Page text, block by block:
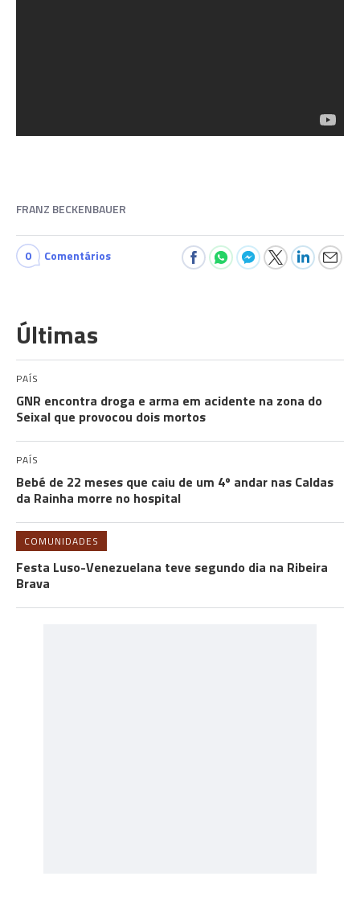
FRANZ BECKENBAUER
0 Comentários
Últimas
PAÍS
GNR encontra droga e arma em acidente na zona do
Seixal que provocou dois mortos
PAÍS
Bebé de 22 meses que caiu de um 4º andar nas Caldas
da Rainha morre no hospital
COMUNIDADES
Festa Luso-Venezuelana teve segundo dia na Ribeira
Brava